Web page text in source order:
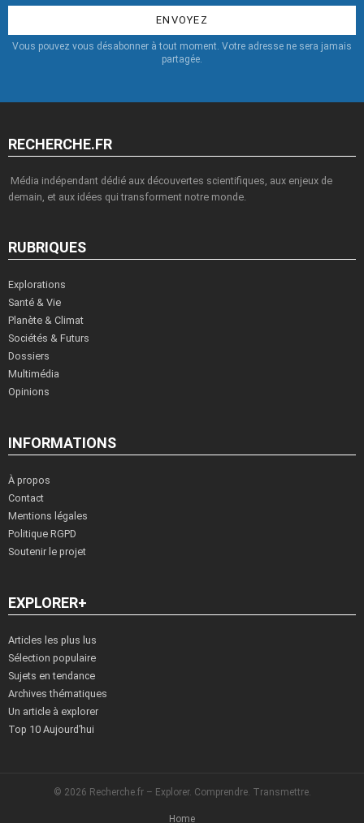
Vous pouvez vous désabonner à tout moment. Votre adresse ne sera jamais
partagée.
RECHERCHE.FR
Média indépendant dédié aux découvertes scientifiques, aux enjeux de
demain, et aux idées qui transforment notre monde.
RUBRIQUES
Explorations
Santé & Vie
Planète & Climat
Sociétés & Futurs
Dossiers
Multimédia
Opinions
INFORMATIONS
À propos
Contact
Mentions légales
Politique RGPD
Soutenir le projet
EXPLORER+
Articles les plus lus
Sélection populaire
Sujets en tendance
Archives thématiques
Un article à explorer
Top 10 Aujourd’hui
© 2026 Recherche.fr – Explorer. Comprendre. Transmettre.
Home